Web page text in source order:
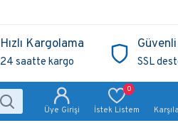
Hızlı Kargolama
24 saatte kargo SSL
Üye Girişi İstek Listem
0